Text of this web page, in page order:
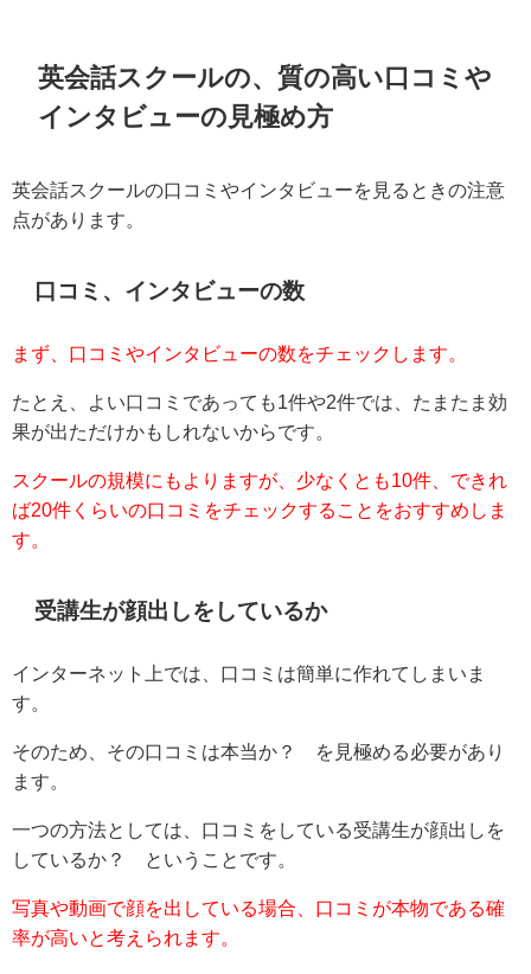
英会話スクールの、質の高い口コミや
インタビューの見極め方
英会話スクールの口コミやインタビューを見るときの注意
点があります。
口コミ、インタビューの数
まず、口コミやインタビューの数をチェックします。
たとえ、よい口コミであっても1件や2件では、たまたま効
果が出ただけかもしれないからです。
スクールの規模にもよりますが、少なくとも10件、できれ
ば20件くらいの口コミをチェックすることをおすすめしま
す。
受講生が顔出しをしているか
インターネット上では、口コミは簡単に作れてしまいま
す。
そのため、その口コミは本当か？ を見極める必要があり
ます。
一つの方法としては、口コミをしている受講生が顔出しを
しているか？ ということです。
写真や動画で顔を出している場合、口コミが本物である確
率が高いと考えられます。